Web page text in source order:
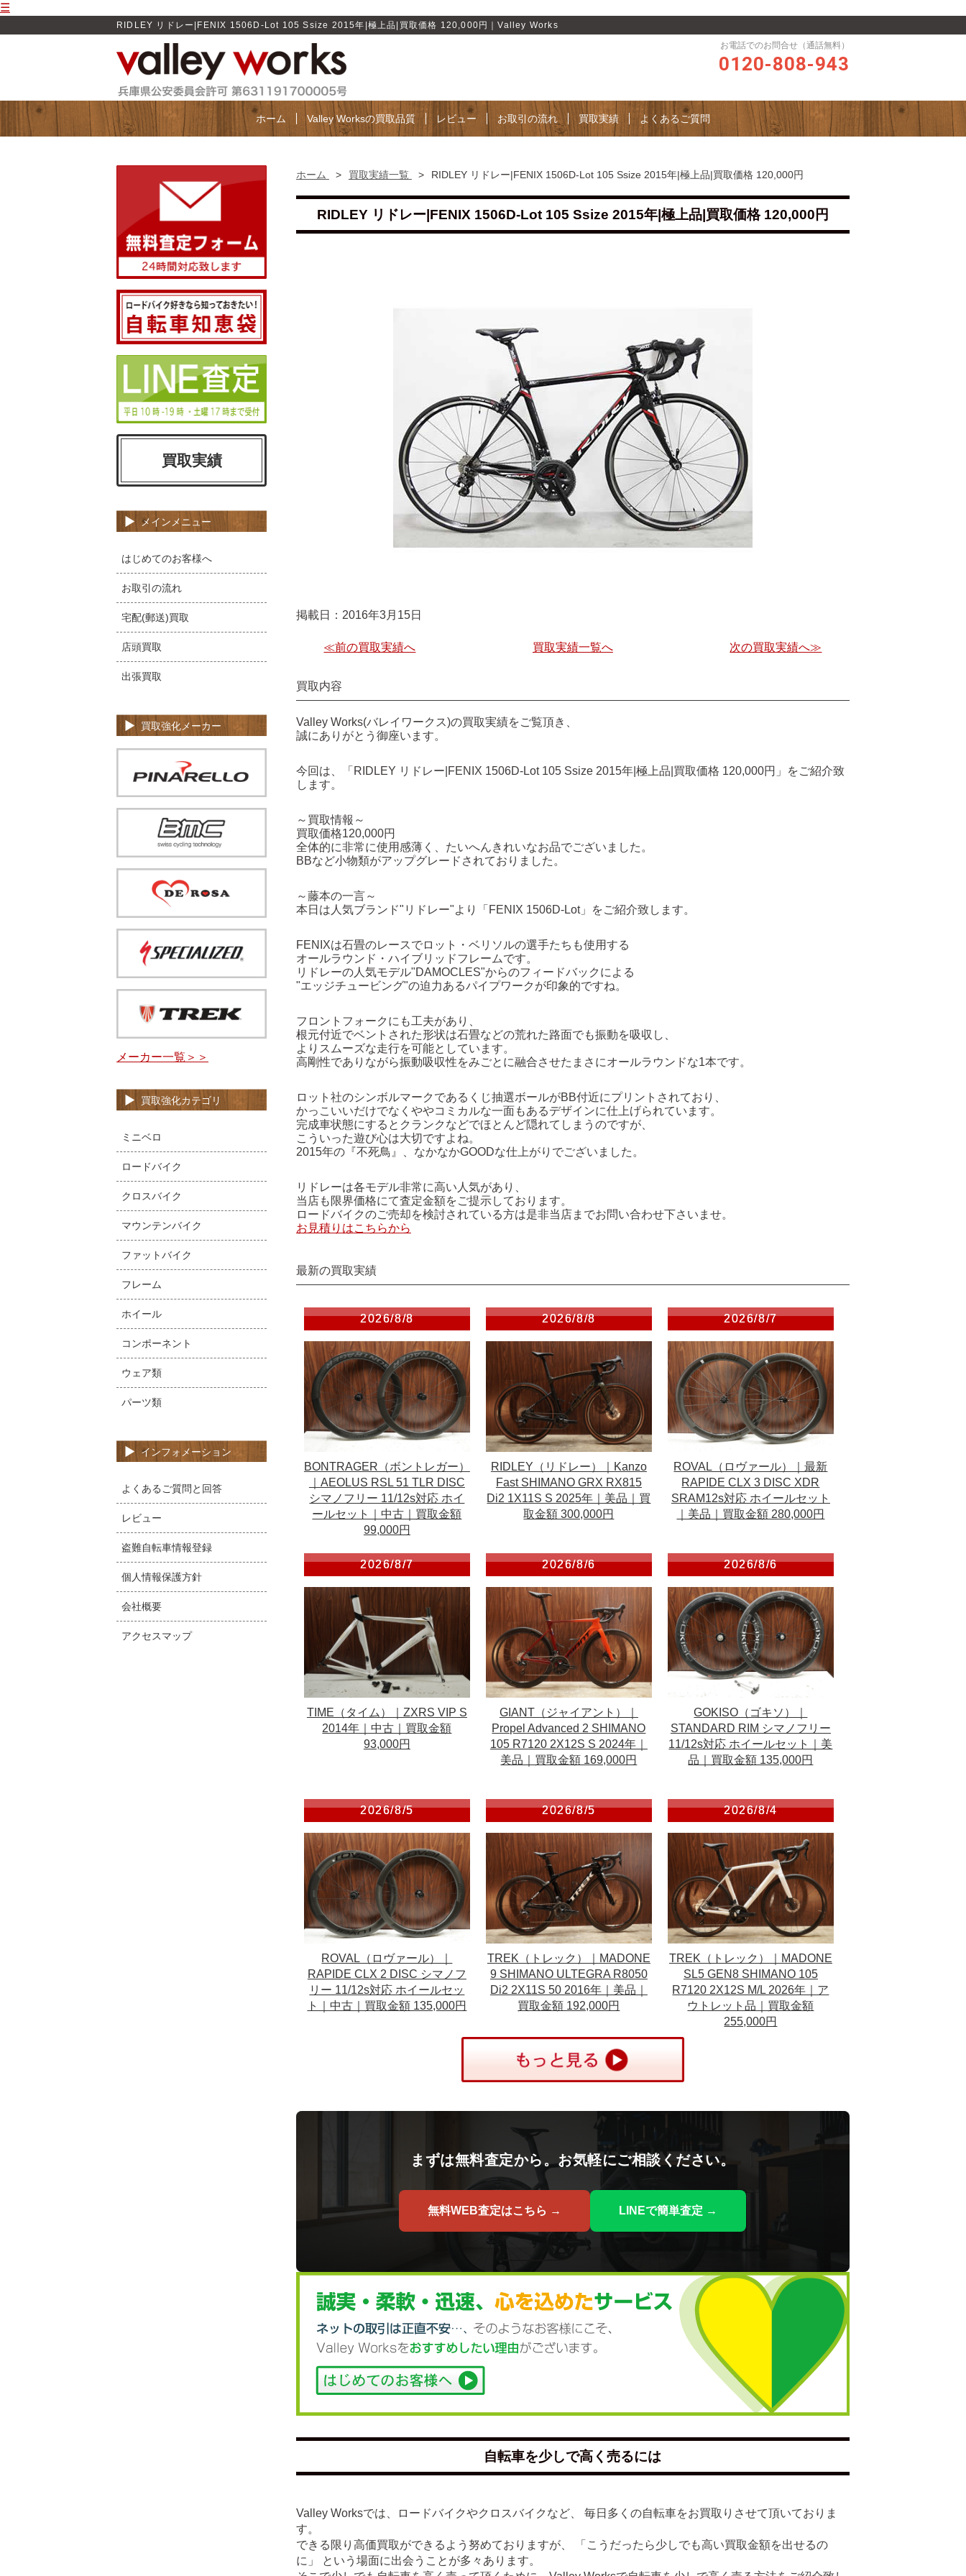
☰
RIDLEY リドレー|FENIX 1506D-Lot 105 Ssize 2015年|極上品|買取価格 120,000円｜Valley Works
お電話でのお問合せ（通話無料）
0120-808-943
ホーム Valley Worksの買取品質 レビュー お取引の流れ 買取実績 よくあるご質問
ホーム > 買取実績一覧 > RIDLEY リドレー|FENIX 1506D-Lot 105 Ssize 2015年|極上品|買取価格 120,000円
RIDLEY リドレー|FENIX 1506D-Lot 105 Ssize 2015年|極上品|買取価格 120,000円
掲載日：2016年3月15日
≪前の買取実績へ 買取実績一覧へ 次の買取実績へ≫
買取内容
Valley Works(バレイワークス)の買取実績をご覧頂き、
誠にありがとう御座います。
今回は、「RIDLEY リドレー|FENIX 1506D-Lot 105 Ssize 2015年|極上品|買取価格 120,000円」をご紹介致
します。
～買取情報～
買取価格120,000円
全体的に非常に使用感薄く、たいへんきれいなお品でございました。
BBなど小物類がアップグレードされておりました。
～藤本の一言～
本日は人気ブランド"リドレー"より「FENIX 1506D-Lot」をご紹介致します。
FENIXは石畳のレースでロット・ベリソルの選手たちも使用する
オールラウンド・ハイブリッドフレームです。
リドレーの人気モデル"DAMOCLES"からのフィードバックによる
"エッジチュービング"の迫力あるパイプワークが印象的ですね。
フロントフォークにも工夫があり、
根元付近でベントされた形状は石畳などの荒れた路面でも振動を吸収し、
よりスムーズな走行を可能としています。
高剛性でありながら振動吸収性をみごとに融合させたまさにオールラウンドな1本です。
ロット社のシンボルマークであるくじ抽選ボールがBB付近にプリントされており、
かっこいいだけでなくややコミカルな一面もあるデザインに仕上げられています。
完成車状態にするとクランクなどでほとんど隠れてしまうのですが、
こういった遊び心は大切ですよね。
2015年の『不死鳥』、なかなかGOODな仕上がりでございました。
リドレーは各モデル非常に高い人気があり、
当店も限界価格にて査定金額をご提示しております。
ロードバイクのご売却を検討されている方は是非当店までお問い合わせ下さいませ。
お見積りはこちらから
最新の買取実績
2026/8/8
BONTRAGER（ボントレガー）
｜AEOLUS RSL 51 TLR DISC
シマノフリー 11/12s対応 ホイ
ールセット｜中古｜買取金額
99,000円
2026/8/8
RIDLEY（リドレー）｜Kanzo
Fast SHIMANO GRX RX815
Di2 1X11S S 2025年｜美品｜買
取金額 300,000円
2026/8/7
ROVAL（ロヴァール）｜最新
RAPIDE CLX 3 DISC XDR
SRAM12s対応 ホイールセット
｜美品｜買取金額 280,000円
2026/8/7
TIME（タイム）｜ZXRS VIP S
2014年｜中古｜買取金額
93,000円
2026/8/6
GIANT（ジャイアント）｜
Propel Advanced 2 SHIMANO
105 R7120 2X12S S 2024年｜
美品｜買取金額 169,000円
2026/8/6
GOKISO（ゴキソ）｜
STANDARD RIM シマノフリー
11/12s対応 ホイールセット｜美
品｜買取金額 135,000円
2026/8/5
ROVAL（ロヴァール）｜
RAPIDE CLX 2 DISC シマノフ
リー 11/12s対応 ホイールセッ
ト｜中古｜買取金額 135,000円
2026/8/5
TREK（トレック）｜MADONE
9 SHIMANO ULTEGRA R8050
Di2 2X11S 50 2016年｜美品｜
買取金額 192,000円
2026/8/4
TREK（トレック）｜MADONE
SL5 GEN8 SHIMANO 105
R7120 2X12S M/L 2026年｜ア
ウトレット品｜買取金額
255,000円
まずは無料査定から。お気軽にご相談ください。
無料WEB査定はこちら → LINEで簡単査定 →
自転車を少しで高く売るには
Valley Worksでは、ロードバイクやクロスバイクなど、 毎日多くの自転車をお買取りさせて頂いておりま
す。
できる限り高価買取ができるよう努めておりますが、 「こうだったら少しでも高い買取金額を出せるの
に」 という場面に出会うことが多々あります。
買取実績
メインメニュー
はじめてのお客様へ
お取引の流れ
宅配(郵送)買取
店頭買取
出張買取
買取強化メーカー
メーカー一覧＞＞
買取強化カテゴリ
ミニベロ
ロードバイク
クロスバイク
マウンテンバイク
ファットバイク
フレーム
ホイール
コンポーネント
ウェア類
パーツ類
インフォメーション
よくあるご質問と回答
レビュー
盗難自転車情報登録
個人情報保護方針
会社概要
アクセスマップ